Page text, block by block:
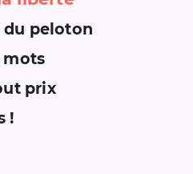
du peloton
mots
prix
!